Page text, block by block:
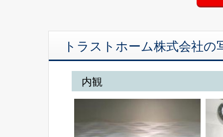
トラストホーム株式会社の
内観